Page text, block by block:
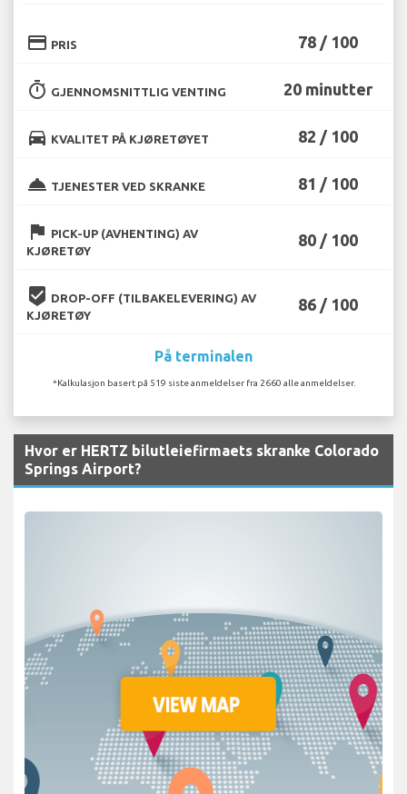
credit_card PRIS 78 / 100
timer GJENNOMSNITTLIG VENTING 20 minutter
directions_car KVALITET PÅ KJØRETØYET 82 / 100
room_service TJENESTER VED SKRANKE 81 / 100
flag PICK-UP (AVHENTING) AV
KJØRETØY
80 / 100
beenhere DROP-OFF (TILBAKELEVERING) AV
KJØRETØY
86 / 100
På terminalen
*Kalkulasjon basert på 519 siste anmeldelser fra 2660 alle anmeldelser.
Hvor er HERTZ bilutleiefirmaets skranke Colorado
Springs Airport?